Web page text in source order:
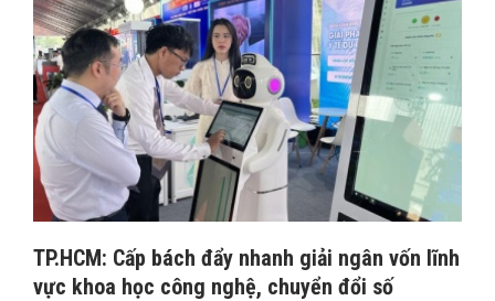
TP.HCM: Cấp bách đẩy nhanh giải ngân vốn lĩnh
vực khoa học công nghệ, chuyển đổi số